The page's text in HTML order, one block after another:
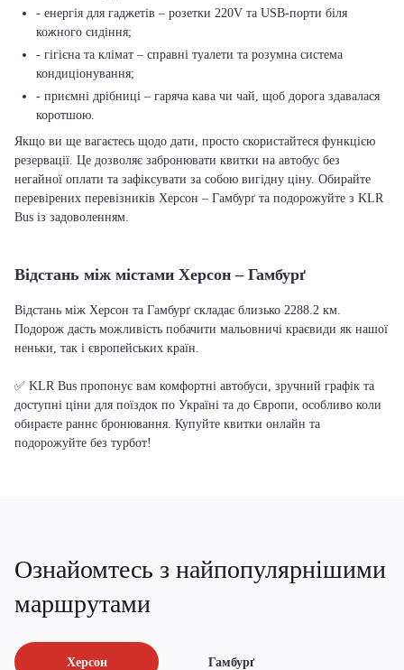
- енергія для гаджетів – розетки 220V та USB-порти біля
кожного сидіння;
- гігієна та клімат – справні туалети та розумна система
кондиціонування;
- приємні дрібниці – гаряча кава чи чай, щоб дорога здавалася
коротшою.
Якщо ви ще вагаєтесь щодо дати, просто скористайтеся функцією
резервації. Це дозволяє забронювати квитки на автобус без
негайної оплати та зафіксувати за собою вигідну ціну. Обирайте
перевірених перевізників Херсон – Гамбурґ та подорожуйте з KLR
Bus із задоволенням.
Відстань між містами Херсон – Гамбурґ
Відстань між Херсон та Гамбурґ складає близько 2288.2 км.
Подорож дасть можливість побачити мальовничі краєвиди як нашої
неньки, так і європейських країн.
✅ KLR Bus пропонує вам комфортні автобуси, зручний графік та
доступні ціни для поїздок по Україні та до Європи, особливо коли
обираєте раннє бронювання. Купуйте квитки онлайн та
подорожуйте без турбот!
Ознайомтесь з найпопулярнішими
маршрутами
Херсон Гамбурґ